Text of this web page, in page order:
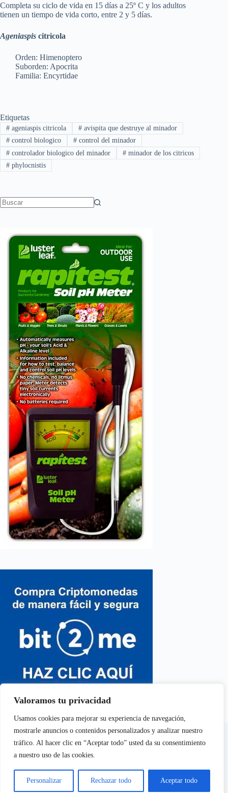
Valoramos tu privacidad
Usamos cookies para mejorar su experiencia de navegación,
mostrarle anuncios o contenidos personalizados y analizar nuestro
tráfico. Al hacer clic en “Aceptar todo” usted da su consentimiento
a nuestro uso de las cookies.
Personalizar Rechazar todo Aceptar todo
Completa su ciclo de vida en 15 días a 25º C y los adultos
tienen un tiempo de vida corto, entre 2 y 5 días.
Ageniaspis citricola
Orden: Himenoptero
Suborden: Apocrita
Familia: Encyrtidae
Etiquetas
#ageniaspis citricola #avispita que destruye al minador
#control biologico #control del minador
#controlador biologico del minador #minador de los citricos
#phylocnistis
En calidad de Afiliados de Amazon, obtenemos ingresos por
las compras adscritas que cumplen los requisitos aplicables
Aviso Legal
Política de Cookies